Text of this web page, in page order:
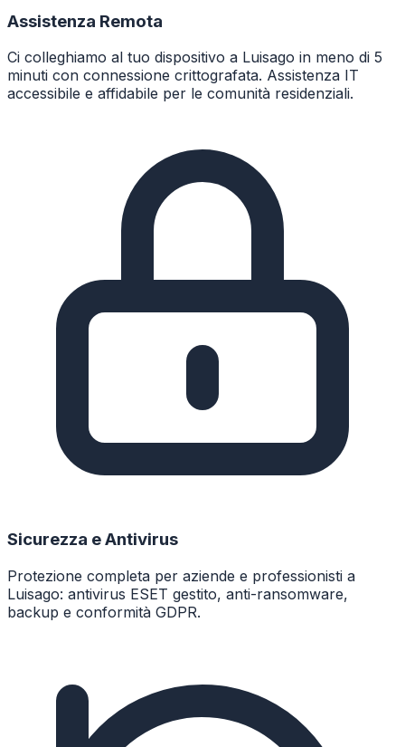
Assistenza Remota
Ci colleghiamo al tuo dispositivo a Luisago in meno di 5
minuti con connessione crittografata. Assistenza IT
accessibile e affidabile per le comunità residenziali.
Sicurezza e Antivirus
Protezione completa per aziende e professionisti a
Luisago: antivirus ESET gestito, anti-ransomware,
backup e conformità GDPR.